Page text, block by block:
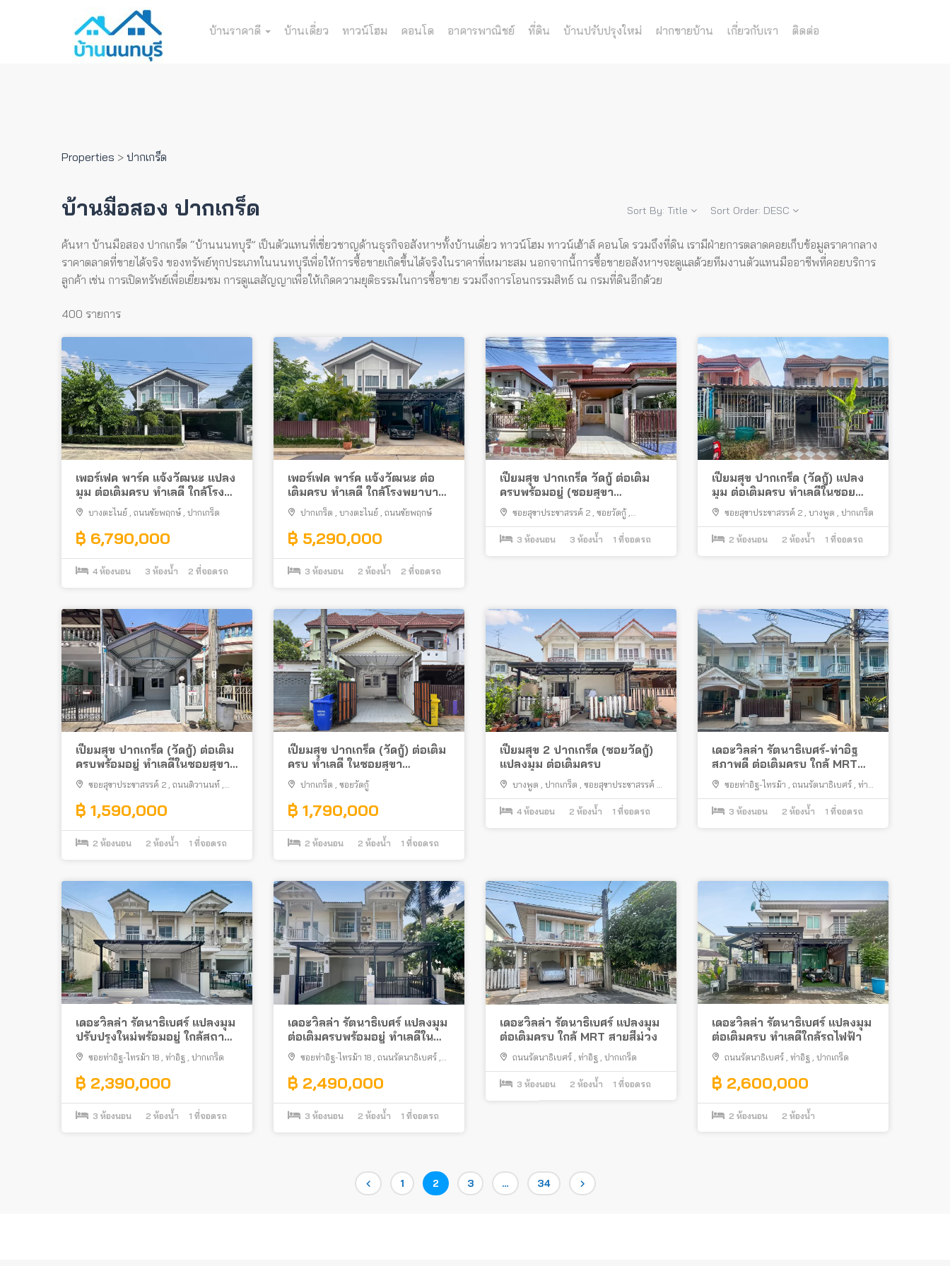
บ้านราคาดี บ้านเดี่ยว ทาวน์โฮม คอนโด อาคารพาณิชย์ ที่ดิน บ้านปรับปรุงใหม่ ฝากขายบ้าน เกี่ยวกับเรา ติดต่อ
Properties > ปากเกร็ด
บ้านมือสอง ปากเกร็ด Sort By: Title Sort Order: DESC
ค้นหา บ้านมือสอง ปากเกร็ด “บ้านนนทบุรี” เป็นตัวแทนที่เชี่ยวชาญด้านธุรกิจอสังหาฯทั้งบ้านเดี่ยว ทาวน์โฮม ทาวน์เฮ้าส์ คอนโด รวมถึงที่ดิน เรามีฝ่ายการตลาดคอยเก็บข้อมูลราคากลาง
ราคาตลาดที่ขายได้จริง ของทรัพย์ทุกประเภทในนนทบุรีเพื่อให้การซื้อขายเกิดขึ้นได้จริงในราคาที่เหมาะสม นอกจากนี้การซื้อขายอสังหาฯจะดูแลด้วยทีมงานตัวแทนมืออาชีพที่คอยบริการ
ลูกค้า เช่น การเปิดทรัพย์เพื่อเยี่ยมชม การดูแลสัญญาเพื่อให้เกิดความยุติธรรมในการซื้อขาย รวมถึงการโอนกรรมสิทธ์ ณ กรมที่ดินอีกด้วย
400 รายการ
เพอร์เฟค พาร์ค แจ้งวัฒนะ แปลง
มุม ต่อเติมครบ ทำเลดี ใกล้โรง
พยาบาลปากเกร็ด 2
บางตะไนย์ ถนนชัยพฤกษ์ ปากเกร็ด
฿ 6,790,000
4 ห้องนอน 3 ห้องน้ำ 2 ที่จอดรถ
เพอร์เฟค พาร์ค แจ้งวัฒนะ ต่อ
เติมครบ ทำเลดี ใกล้โรงพยาบาล
ปากเกร็ด 2
ปากเกร็ด บางตะไนย์ ถนนชัยพฤกษ์
฿ 5,290,000
3 ห้องนอน 2 ห้องน้ำ 2 ที่จอดรถ
เปี่ยมสุข ปากเกร็ด วัดกู้ ต่อเติม
ครบพร้อมอยู่ (ซอยสุขา
ประชาสรรค์ 2) ใกล้เมืองทอง
ธานี
ซอยสุขาประชาสรรค์ 2 ซอยวัดกู้
ปากเกร็ด
3 ห้องนอน 3 ห้องน้ำ 1 ที่จอดรถ
เปี่ยมสุข ปากเกร็ด (วัดกู้) แปลง
มุม ต่อเติมครบ ทำเลดีในซอย
สุขาประชาสรรค์ 2
ซอยสุขาประชาสรรค์ 2 บางพูด ปากเกร็ด
2 ห้องนอน 2 ห้องน้ำ 1 ที่จอดรถ
เปี่ยมสุข ปากเกร็ด (วัดกู้) ต่อเติม
ครบพร้อมอยู่ ทำเลดีในซอยสุขา
ประชาสรรค์ 2
ซอยสุขาประชาสรรค์ 2 , ถนนติวานนท์ ,
฿ 1,590,000
2 ห้องนอน 2 ห้องน้ำ 1 ที่จอดรถ
เปี่ยมสุข ปากเกร็ด (วัดกู้) ต่อเติม
ครบ ทำเลดี ในซอยสุขา
ประชาสรรค์ 2
ปากเกร็ด , ซอยวัดกู้
฿ 1,790,000
2 ห้องนอน 2 ห้องน้ำ 1 ที่จอดรถ
เปี่ยมสุข 2 ปากเกร็ด (ซอยวัดกู้)
แปลงมุม ต่อเติมครบ
บางพูด , ปากเกร็ด , ซอยสุขาประชาสรรค์ 2
, ถนนติวานนท์
4 ห้องนอน 2 ห้องน้ำ 1 ที่จอดรถ
เดอะวิลล่า รัตนาธิเบศร์-ท่าอิฐ
สภาพดี ต่อเติมครบ ใกล้ MRT
สายสีม่วง
ซอยท่าอิฐ-ไทรม้า , ถนนรัตนาธิเบศร์ , ท่า
อิฐ , ปากเกร็ด
3 ห้องนอน 2 ห้องน้ำ 1 ที่จอดรถ
เดอะวิลล่า รัตนาธิเบศร์ แปลงมุม
ปรับปรุงใหม่พร้อมอยู่ ใกล้สถานี
รถไฟฟ้า
ซอยท่าอิฐ-ไทรม้า 18 ท่าอิฐ ปากเกร็ด
฿ 2,390,000
3 ห้องนอน 2 ห้องน้ำ 1 ที่จอดรถ
เดอะวิลล่า รัตนาธิเบศร์ แปลงมุม
ต่อเติมครบพร้อมอยู่ ทำเลดีใน
ซอยท่าอิฐ ใกล้รถไฟฟ้าสายสีม่วง
ซอยท่าอิฐ-ไทรม้า 18 ถนนรัตนาธิเบศร์
฿ 2,490,000
3 ห้องนอน 2 ห้องน้ำ 1 ที่จอดรถ
เดอะวิลล่า รัตนาธิเบศร์ แปลงมุม
ต่อเติมครบ ใกล้ MRT สายสีม่วง
ถนนรัตนาธิเบศร์ ท่าอิฐ ปากเกร็ด
3 ห้องนอน 2 ห้องน้ำ 1 ที่จอดรถ
เดอะวิลล่า รัตนาธิเบศร์ แปลงมุม
ต่อเติมครบ ทำเลดีใกล้รถไฟฟ้า
ถนนรัตนาธิเบศร์ ท่าอิฐ ปากเกร็ด
฿ 2,600,000
2 ห้องนอน 2 ห้องน้ำ
Page
1 Page
2 Page
3 … Page
34